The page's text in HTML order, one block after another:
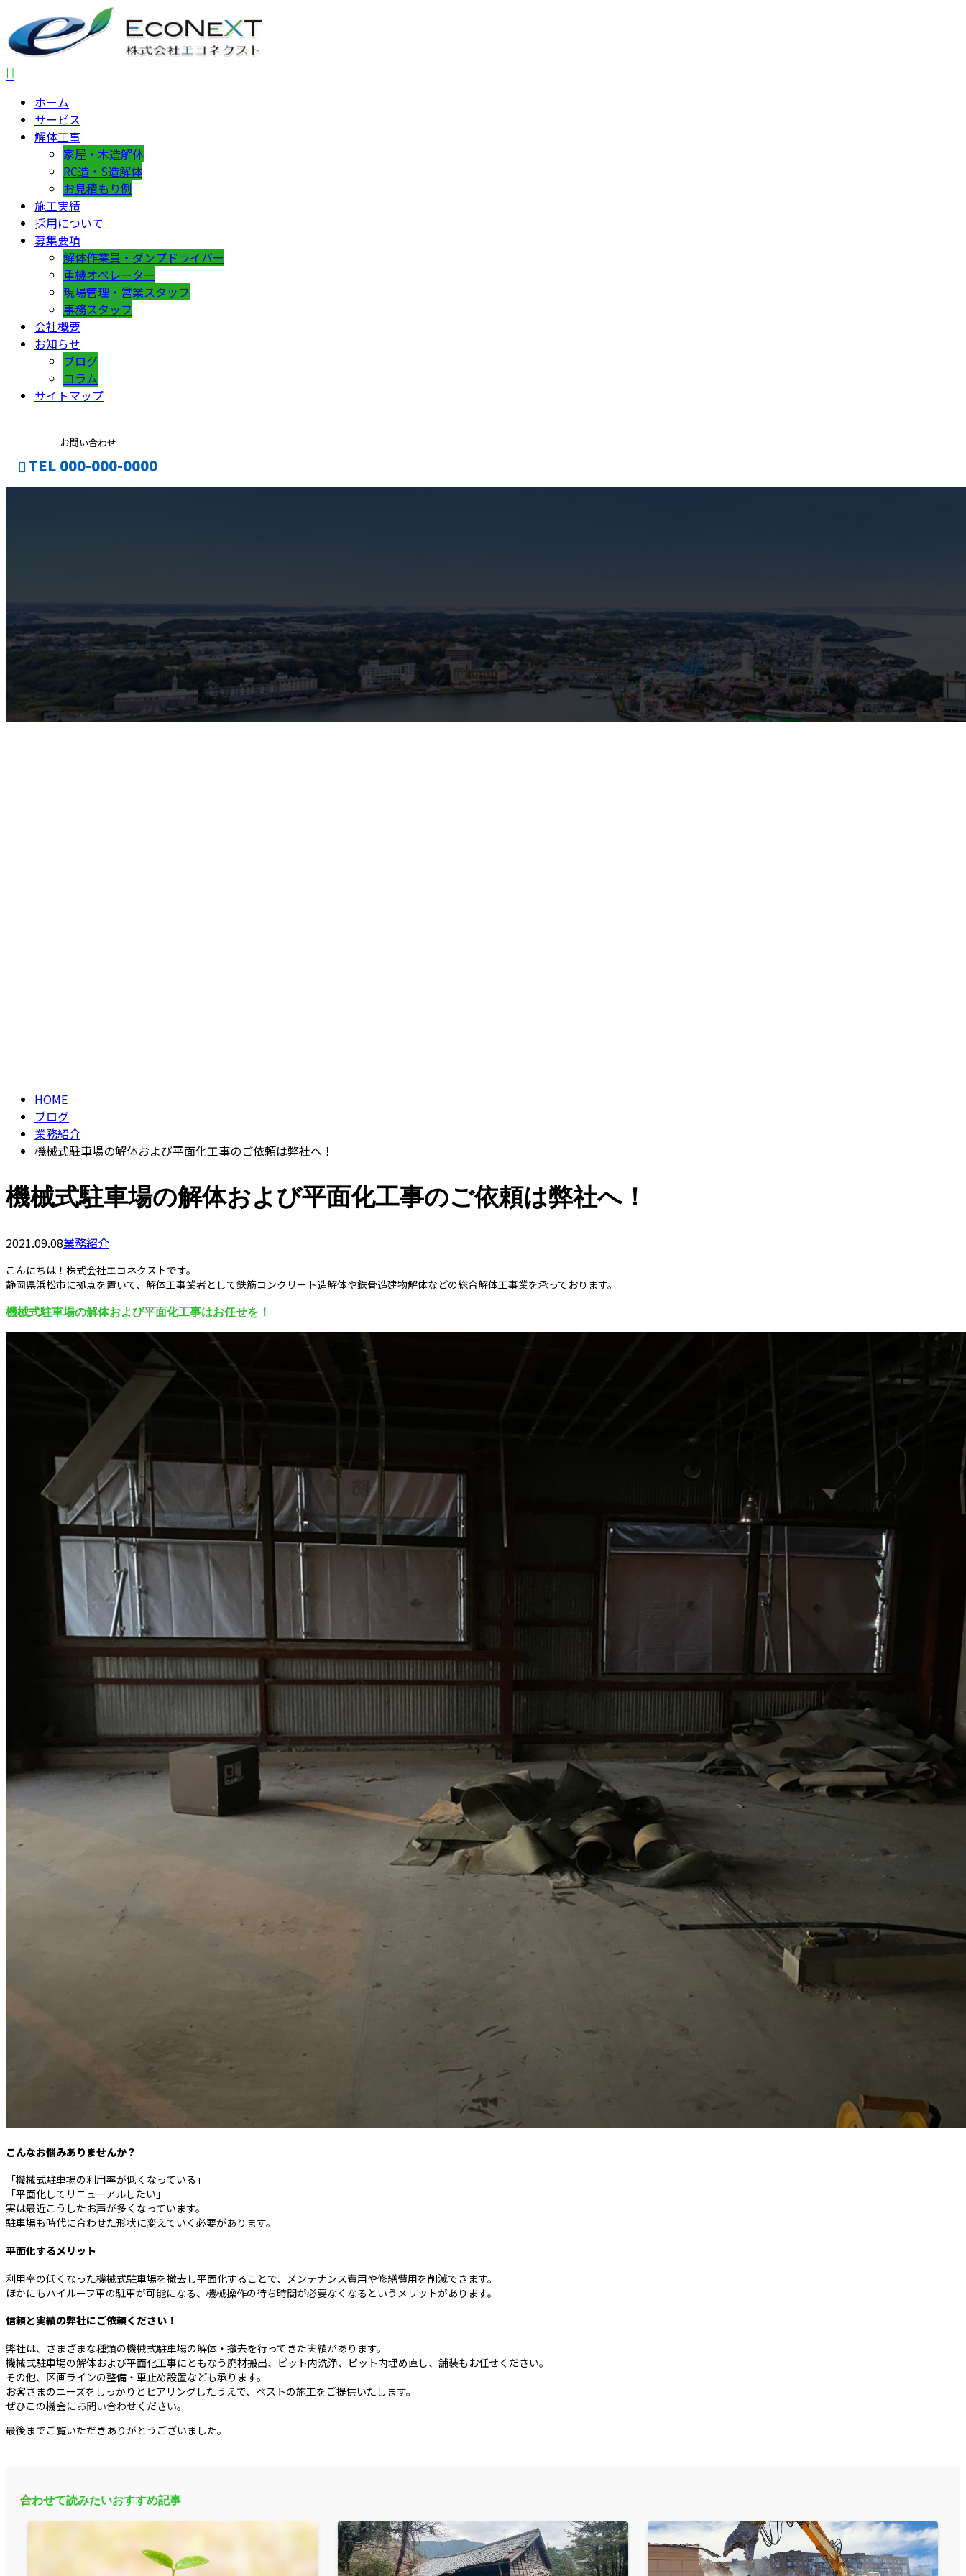
ホーム
サービス
解体工事
家屋・木造解体
RC造・S造解体
お見積もり例
施工実績
採用について
募集要項
解体作業員・ダンプドライバー
重機オペレーター
現場管理・営業スタッフ
事務スタッフ
会社概要
お知らせ
ブログ
コラム
サイトマップ
お問い合わせ
TEL 000-000-0000
HOME
ブログ
業務紹介
機械式駐車場の解体および平面化工事のご依頼は弊社へ！
機械式駐車場の解体および平面化工事のご依頼は弊社へ！
2021.09.08業務紹介
こんにちは！株式会社エコネクストです。
静岡県浜松市に拠点を置いて、解体工事業者として鉄筋コンクリート造解体や鉄骨造建物解体などの総合解体工事業を承っております。
機械式駐車場の解体および平面化工事はお任せを！
こんなお悩みありませんか？
「機械式駐車場の利用率が低くなっている」
「平面化してリニューアルしたい」
実は最近こうしたお声が多くなっています。
駐車場も時代に合わせた形状に変えていく必要があります。
平面化するメリット
利用率の低くなった機械式駐車場を撤去し平面化することで、メンテナンス費用や修繕費用を削減できます。
ほかにもハイルーフ車の駐車が可能になる、機械操作の待ち時間が必要なくなるというメリットがあります。
信頼と実績の弊社にご依頼ください！
弊社は、さまざまな種類の機械式駐車場の解体・撤去を行ってきた実績があります。
機械式駐車場の解体および平面化工事にともなう廃材搬出、ピット内洗浄、ピット内埋め直し、舗装もお任せください。
その他、区画ラインの整備・車止め設置なども承ります。
お客さまのニーズをしっかりとヒアリングしたうえで、ベストの施工をご提供いたします。
ぜひこの機会にお問い合わせ ください。
最後までご覧いただきありがとうございました。
合わせて読みたいおすすめ記事